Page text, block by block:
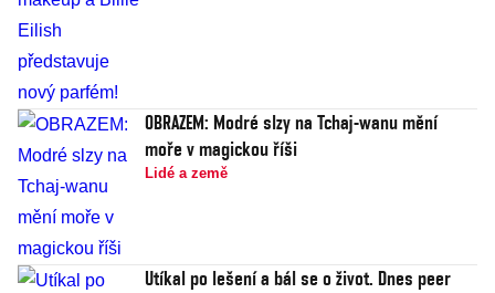
OBRAZEM: Modré slzy na Tchaj-wanu mění
moře v magickou říši
Lidé a země
Utíkal po lešení a bál se o život. Dnes peer